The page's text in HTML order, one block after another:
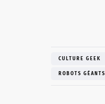
CULTURE GEEK
ROBOTS GÉANTS